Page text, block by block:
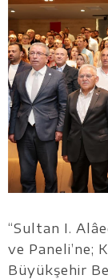
“Sultan I.
ve Paneli’ne;
Büyükşehir